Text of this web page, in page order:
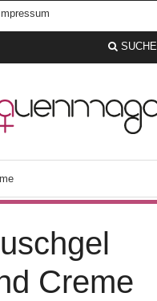
SUCHE
Creme